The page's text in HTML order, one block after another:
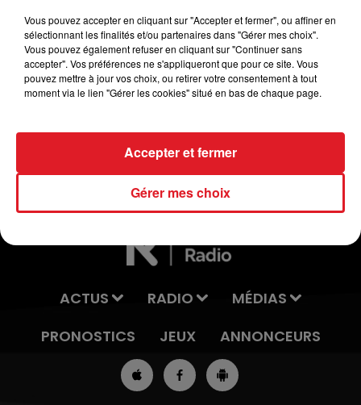
Bonne Chance....
ACTUS RADIO
MÉDIAS
PRONOSTICS
JEUX ANNONCEURS
Vous pouvez accepter en cliquant sur "Accepter et fermer", ou affiner en
sélectionnant les finalités et/ou partenaires dans "Gérer mes choix".
Vous pouvez également refuser en cliquant sur "Continuer sans
accepter". Vos préférences ne s'appliqueront que pour ce site. Vous
pouvez mettre à jour vos choix, ou retirer votre consentement à tout
moment via le lien "Gérer les cookies" situé en bas de chaque page.
Gérer mes choix
Accepter et fermer